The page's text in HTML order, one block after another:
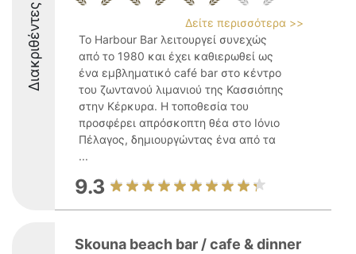
Διακριθέντες
Δείτε περισσότερα >>
Το Harbour Bar λειτουργεί συνεχώς
από το 1980 και έχει καθιερωθεί ως
ένα εμβληματικό café bar στο κέντρο
του ζωντανού λιμανιού της Κασσιόπης
στην Κέρκυρα. Η τοποθεσία του
προσφέρει απρόσκοπτη θέα στο Ιόνιο
Πέλαγος, δημιουργώντας ένα από τα
...
9.3
Skouna beach bar / cafe & dinner